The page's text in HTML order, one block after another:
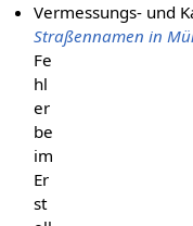
Vermessungs- und
Straßennamen in
Fe
hl
er
be
im
Er
st